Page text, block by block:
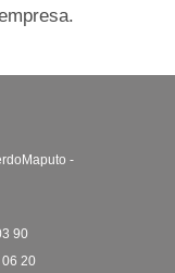
Maputo -
90
20